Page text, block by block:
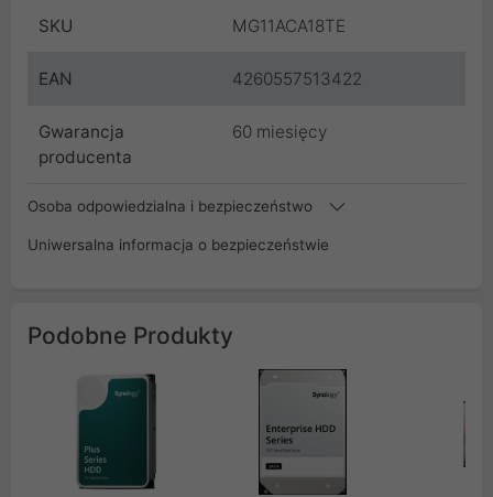
SKU MG11ACA18TE
EAN 4260557513422
Gwarancja
producenta
60 miesięcy
Osoba odpowiedzialna i bezpieczeństwo
Uniwersalna informacja o bezpieczeństwie
Podobne Produkty